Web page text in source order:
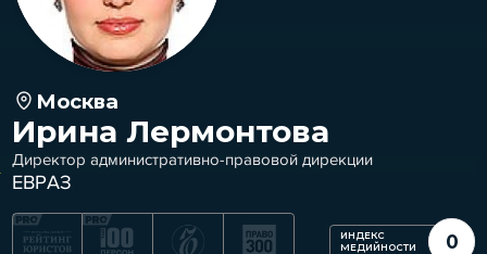
Москва
Ирина Лермонтова
Директор административно-правовой дирекции
ЕВРАЗ
ИНДЕКС
МЕДИЙНОСТИ
0